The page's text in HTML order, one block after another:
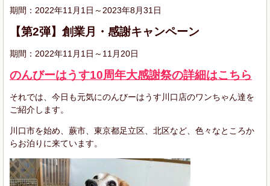
期間：2022年11月1日～2023年8月31日
【第2弾】創業月・感謝キャンペーン
期間：2022年11月1日～11月20日
のんびーはうす10周年大感謝祭の詳細はこちら
それでは、今日も元気にのんびーはうす川口店のワンちゃん達を
ご紹介します。
川口市を始め、蕨市、東京都足立区、北区など、色々なところか
らお泊りに来ています。